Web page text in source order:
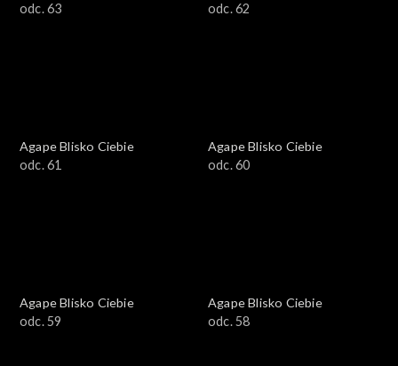
odc. 63
odc. 62
Agape Blisko Ciebie
odc. 61
Agape Blisko Ciebie
odc. 60
Agape Blisko Ciebie
odc. 59
Agape Blisko Ciebie
odc. 58